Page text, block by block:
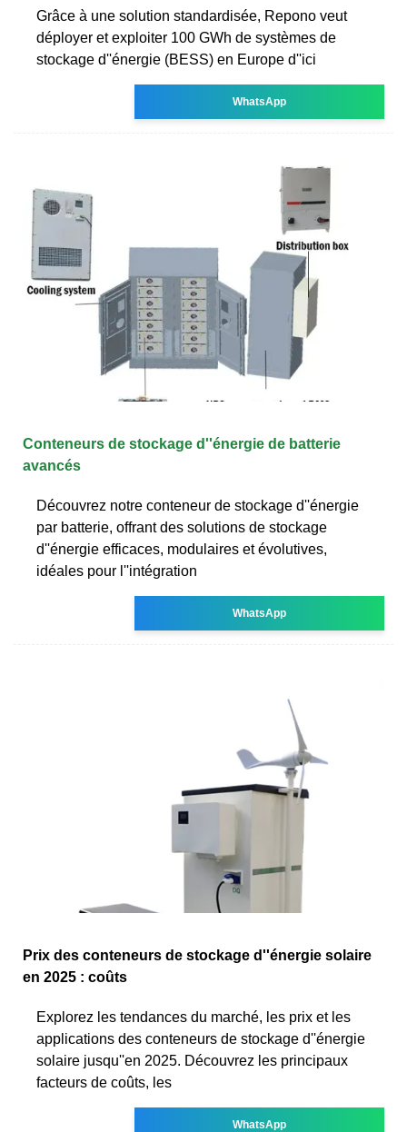
Grâce à une solution standardisée, Repono veut
déployer et exploiter 100 GWh de systèmes de
stockage d''énergie (BESS) en Europe d''ici
WhatsApp
Conteneurs de stockage d''énergie de batterie
avancés
Découvrez notre conteneur de stockage d''énergie
par batterie, offrant des solutions de stockage
d''énergie efficaces, modulaires et évolutives,
idéales pour l''intégration
WhatsApp
Prix des conteneurs de stockage d''énergie solaire
en 2025 : coûts
Explorez les tendances du marché, les prix et les
applications des conteneurs de stockage d''énergie
solaire jusqu''en 2025. Découvrez les principaux
facteurs de coûts, les
WhatsApp